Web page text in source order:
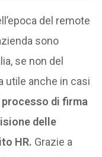
del remote
sono
se non del
utile anche in casi
di firma
delle
HR. Grazie a